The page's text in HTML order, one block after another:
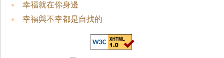
幸福就在你身邊
幸福與不幸都是自找的